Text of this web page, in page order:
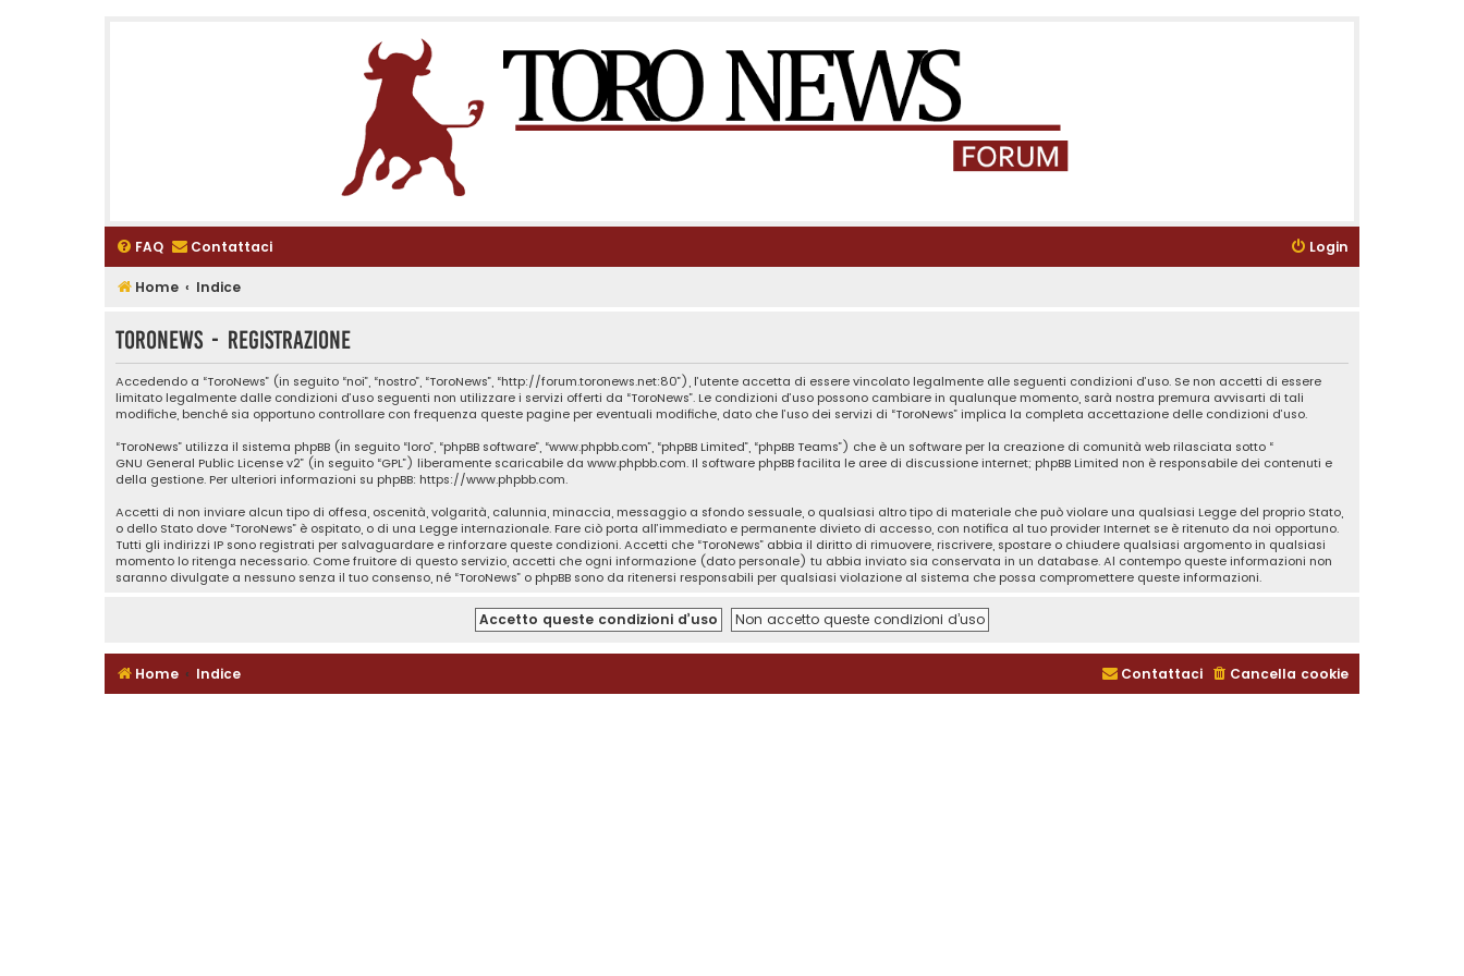
FAQ Contattaci Login
Home Indice
ToroNews - Registrazione
Accedendo a “ToroNews” (in seguito “noi”, “nostro”, “ToroNews”, “http://forum.toronews.net:80”), l’utente accetta di essere vincolato legalmente alle seguenti condizioni d’uso. Se non accetti di essere
limitato legalmente dalle condizioni d’uso seguenti non utilizzare i servizi offerti da “ToroNews”. Le condizioni d’uso possono cambiare in qualunque momento, sarà nostra premura avvisarti di tali
modifiche, benché sia opportuno controllare con frequenza queste pagine per eventuali modifiche, dato che l’uso dei servizi di “ToroNews” implica la completa accettazione delle condizioni d’uso.
“ToroNews” utilizza il sistema phpBB (in seguito “loro”, “phpBB software”, “www.phpbb.com”, “phpBB Limited”, “phpBB Teams”) che è un software per la creazione di comunità web rilasciata sotto “
GNU General Public License v2” (in seguito “GPL”) liberamente scaricabile da www.phpbb.com. Il software phpBB facilita le aree di discussione internet; phpBB Limited non è responsabile dei contenuti e
della gestione. Per ulteriori informazioni su phpBB: https://www.phpbb.com.
Accetti di non inviare alcun tipo di offesa, oscenità, volgarità, calunnia, minaccia, messaggio a sfondo sessuale, o qualsiasi altro tipo di materiale che può violare una qualsiasi Legge del proprio Stato,
o dello Stato dove “ToroNews” è ospitato, o di una Legge internazionale. Fare ciò porta all’immediato e permanente divieto di accesso, con notifica al tuo provider Internet se è ritenuto da noi opportuno.
Tutti gli indirizzi IP sono registrati per salvaguardare e rinforzare queste condizioni. Accetti che “ToroNews” abbia il diritto di rimuovere, riscrivere, spostare o chiudere qualsiasi argomento in qualsiasi
momento lo ritenga necessario. Come fruitore di questo servizio, accetti che ogni informazione (dato personale) tu abbia inviato sia conservata in un database. Al contempo queste informazioni non
saranno divulgate a nessuno senza il tuo consenso, né “ToroNews” o phpBB sono da ritenersi responsabili per qualsiasi violazione al sistema che possa compromettere queste informazioni.
Home Indice Cancella cookie
Contattaci